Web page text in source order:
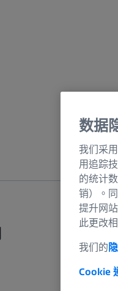
数据
我们采
用追踪
的统计
销）。
提升网
此更改
我们的
Cookie